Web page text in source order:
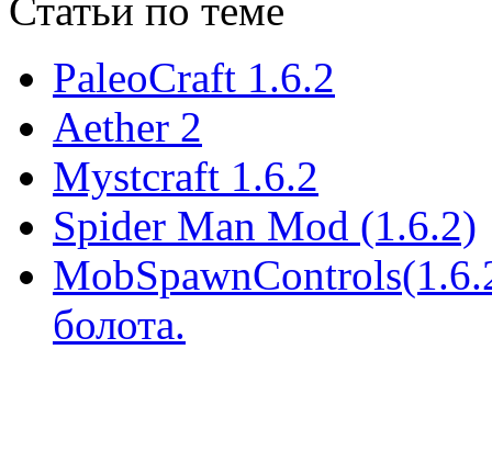
Статьи по теме
PaleoCraft 1.6.2
Aether 2
Mystcraft 1.6.2
Spider Man Mod (1.6.2)
болота.